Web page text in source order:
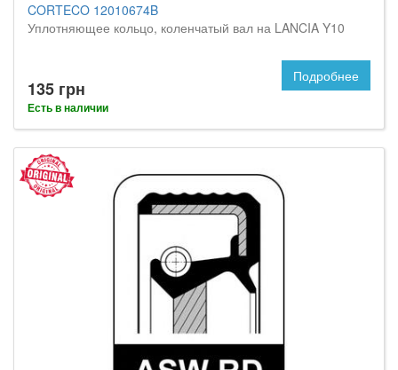
CORTECO 12010674B
Уплотняющее кольцо, коленчатый вал на LANCIA Y10
135 грн
Есть в наличии
Подробнее